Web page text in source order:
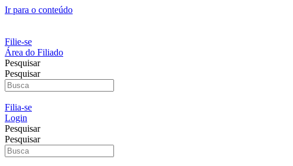
Ir para o conteúdo
Filie-se
Área do Filiado
Pesquisar
Pesquisar
Filia-se
Login
Pesquisar
Pesquisar